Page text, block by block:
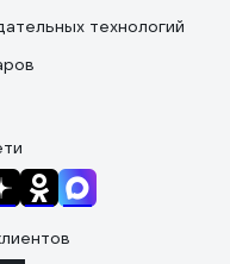
технологий